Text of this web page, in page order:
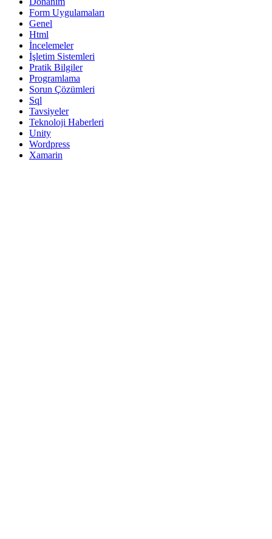
Form Uygulamaları
Genel
Html
İncelemeler
İşletim Sistemleri
Pratik Bilgiler
Programlama
Sorun Çözümleri
Sql
Tavsiyeler
Teknoloji Haberleri
Unity
Wordpress
Xamarin